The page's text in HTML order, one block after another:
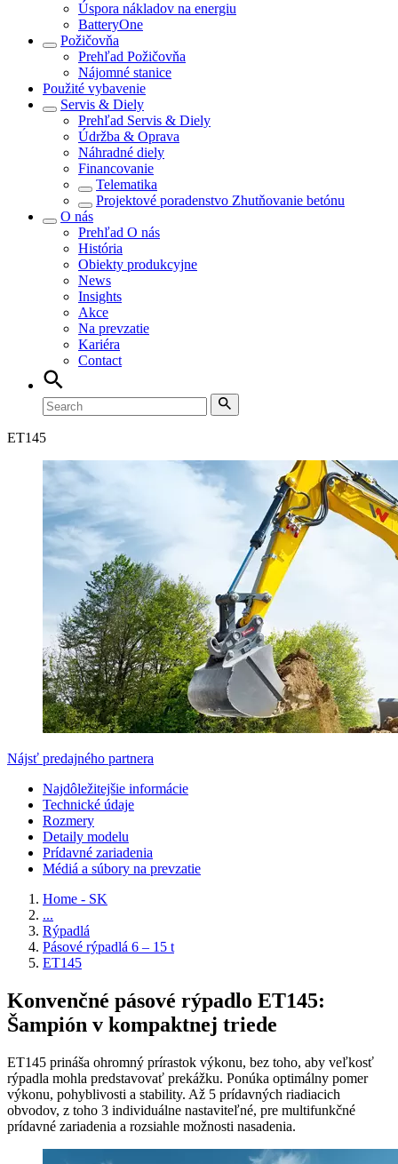
Úspora nákladov na energiu
BatteryOne
Požičovňa
Prehľad Požičovňa
Nájomné stanice
Použité vybavenie
Servis & Diely
Prehľad Servis & Diely
Údržba & Oprava
Náhradné diely
Financovanie
Telematika
Projektové poradenstvo Zhutňovanie betónu
O nás
Prehľad O nás
História
Obiekty produkcyjne
News
Insights
Akce
Na prevzatie
Kariéra
Contact
ET145
Nájsť predajného partnera
Najdôležitejšie informácie
Technické údaje
Rozmery
Detaily modelu
Prídavné zariadenia
Médiá a súbory na prevzatie
Home - SK
...
Rýpadlá
Pásové rýpadlá 6 – 15 t
ET145
Konvenčné pásové rýpadlo ET145:
Šampión v kompaktnej triede
ET145 prináša ohromný prírastok výkonu, bez toho, aby veľkosť
rýpadla mohla predstavovať prekážku. Ponúka optimálny pomer
výkonu, pohyblivosti a stability. Až 5 prídavných riadiacich
obvodov, z toho 3 individuálne nastaviteľné, pre multifunkčné
prídavné zariadenia a rozsiahle možnosti nasadenia.